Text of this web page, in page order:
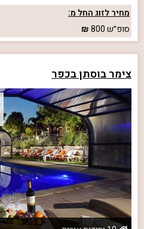
מחיר לזוג החל מ:
סופ״ש800
צימר בוסתן בכפר